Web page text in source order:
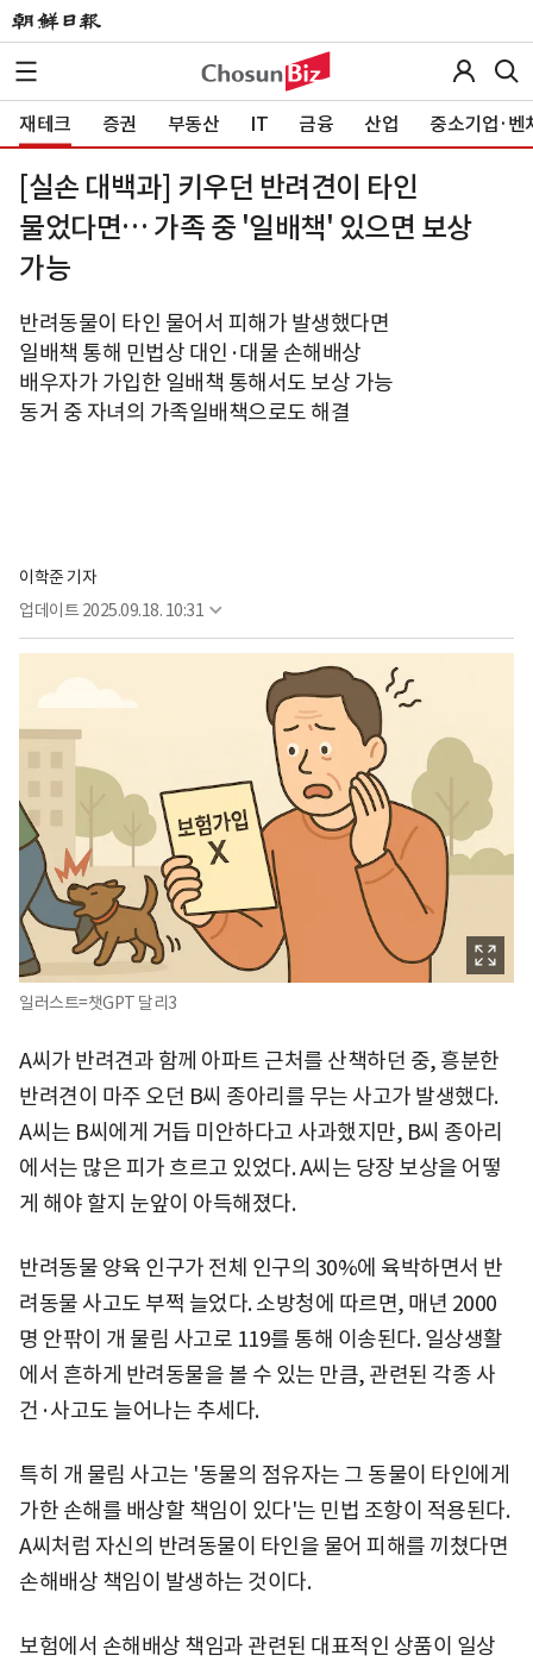
재테크 증권 부동산 IT 금융 산업 중소기업·벤
[실손 대백과] 키우던 반려견이 타인
물었다면… 가족 중 '일배책' 있으면 보상
가능
반려동물이 타인 물어서 피해가 발생했다면
일배책 통해 민법상 대인·대물 손해배상
배우자가 가입한 일배책 통해서도 보상 가능
동거 중 자녀의 가족일배책으로도 해결
이학준 기자
업데이트 2025.09.18. 10:31
일러스트=챗GPT 달리3
A씨가 반려견과 함께 아파트 근처를 산책하던 중, 흥분한
반려견이 마주 오던 B씨 종아리를 무는 사고가 발생했다.
A씨는 B씨에게 거듭 미안하다고 사과했지만, B씨 종아리
에서는 많은 피가 흐르고 있었다. A씨는 당장 보상을 어떻
게 해야 할지 눈앞이 아득해졌다.
반려동물 양육 인구가 전체 인구의 30%에 육박하면서 반
려동물 사고도 부쩍 늘었다. 소방청에 따르면, 매년 2000
명 안팎이 개 물림 사고로 119를 통해 이송된다. 일상생활
에서 흔하게 반려동물을 볼 수 있는 만큼, 관련된 각종 사
건·사고도 늘어나는 추세다.
특히 개 물림 사고는 '동물의 점유자는 그 동물이 타인에게
가한 손해를 배상할 책임이 있다'는 민법 조항이 적용된다.
A씨처럼 자신의 반려동물이 타인을 물어 피해를 끼쳤다면
손해배상 책임이 발생하는 것이다.
보험에서 손해배상 책임과 관련된 대표적인 상품이 일상